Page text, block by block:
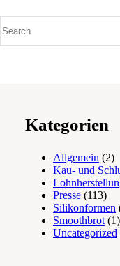
Kategorien
Allgemein (2)
Kau- und
Presse (113)
Silikonformen
Smoothbrot (1)
Uncategorized